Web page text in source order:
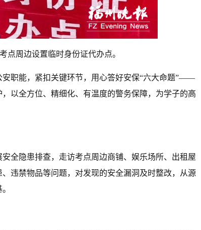
点周边设置临时身份证代办点。
安职能，紧扣关键环节，用心答好安保“六大命题”——
以全方位、精细化、有温度的警务保障，为学子的高
全隐患排查，走访考点周边商铺、娱乐场所、出租屋
违禁物品等问题，对发现的安全漏洞及时整改，从源